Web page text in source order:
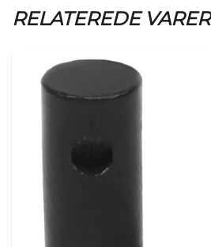
RELATEREDE VARER